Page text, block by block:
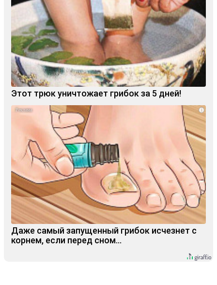
Этот трюк уничтожает грибок за 5 дней!
i
Даже самый запущенный грибок исчезнет с
корнем, если перед сном…